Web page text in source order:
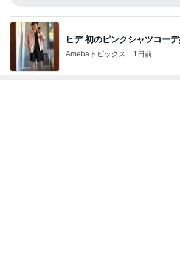
ヒデ 初のピンクシャツコー
Amebaトピックス 1日前